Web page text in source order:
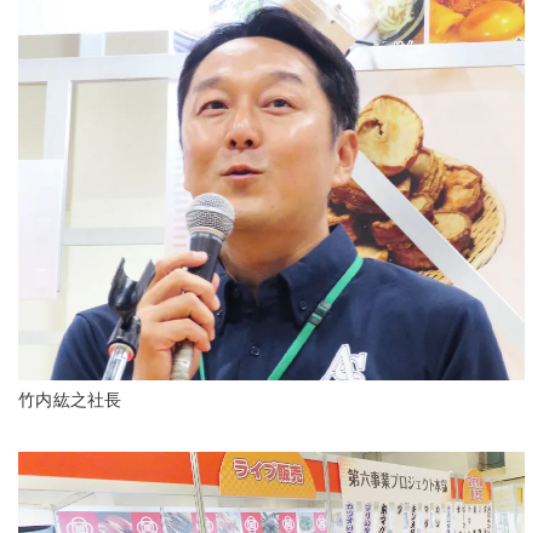
竹内紘之社長